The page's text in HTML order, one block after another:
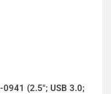
0941 (2.5"; USB 3.0;